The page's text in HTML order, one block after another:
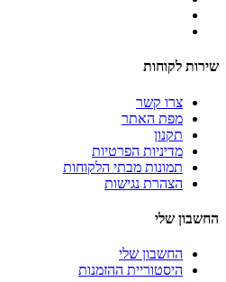
שירות לקוחות
צרו קשר
מפת האתר
תקנון
מדיניות הפרטיות
תמונות מבתי הלקוחות
הצהרת נגישות
החשבון שלי
החשבון שלי
היסטוריית ההזמנות